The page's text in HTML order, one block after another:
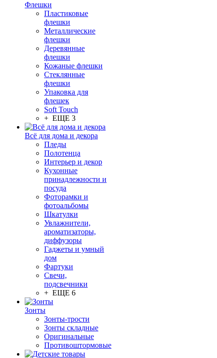
Флешки
Пластиковые
флешки
Металлические
флешки
Деревянные
флешки
Кожаные флешки
Стеклянные
флешки
Упаковка для
флешек
Soft Touch
+ ЕЩЕ 3
Всё для дома и декора
Пледы
Полотенца
Интерьер и декор
Кухонные
принадлежности и
посуда
Фоторамки и
фотоальбомы
Шкатулки
Увлажнители,
ароматизаторы,
диффузоры
Гаджеты и умный
дом
Фартуки
Свечи,
подсвечники
+ ЕЩЕ 6
Зонты
Зонты-трости
Зонты складные
Оригинальные
Противоштормовые